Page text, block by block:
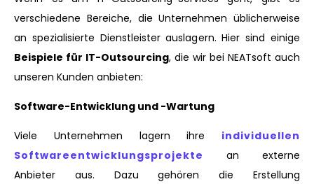
verschiedene Bereiche, die Unternehmen üblicherweise
an spezialisierte Dienstleister auslagern. Hier sind einige
Beispiele für IT-Outsourcing, die wir bei NEATsoft auch
unseren Kunden anbieten:
Software-Entwicklung und -Wartung
Viele Unternehmen lagern ihre individuellen
Softwareentwicklungsprojekte an externe
Anbieter aus. Dazu gehören die Erstellung